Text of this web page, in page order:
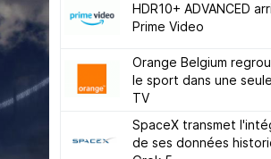
HDR10+ ADVANCED
Prime Video
Orange Belgium
le sport dans une
TV
SpaceX transmet
de ses données